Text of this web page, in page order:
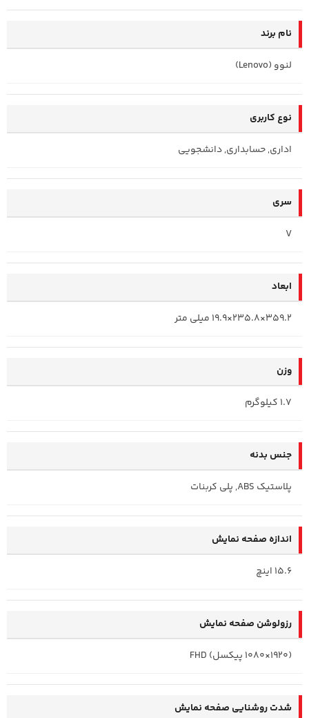
نام برند
لنوو (Lenovo)
نوع کاربری
اداری, حسابداری, دانشجویی
سری
V
ابعاد
359.2×235.8×19.9 میلی متر
وزن
1.7 کیلوگرم
جنس بدنه
پلاستیک ABS, پلی کربنات
اندازه صفحه نمایش
15.6 اینچ
رزولوشن صفحه نمایش
(1920×1080 پیکسل) FHD
شدت روشنایی صفحه نمایش